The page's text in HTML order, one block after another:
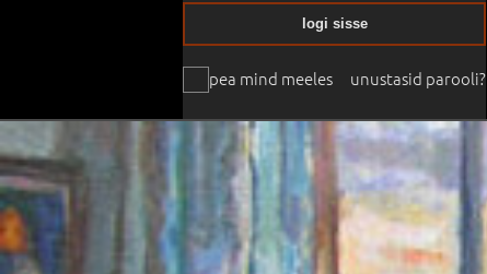
pea mind meeles
logi sisse
unustasid parooli?